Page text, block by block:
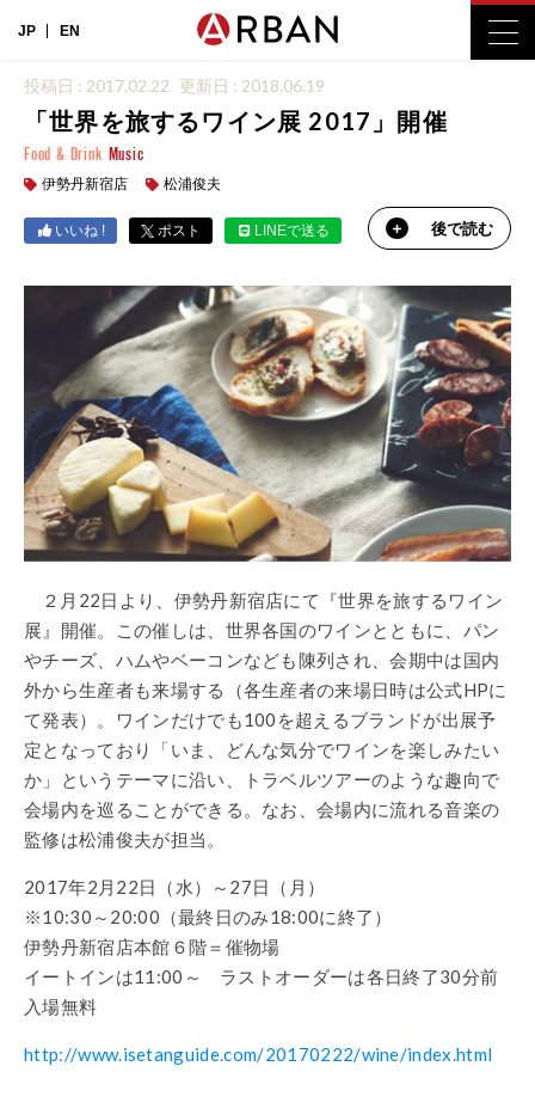
JP EN
投稿日 : 2017.02.22 更新日 : 2018.06.19
「世界を旅するワイン展 2017」開催
Food & Drink Music
伊勢丹新宿店 松浦俊夫
いいね ! ポスト LINEで送る 後で読む
２月22日より、伊勢丹新宿店にて『世界を旅するワイン
展』開催。この催しは、世界各国のワインとともに、パン
やチーズ、ハムやベーコンなども陳列され、会期中は国内
外から生産者も来場する（各生産者の来場日時は公式HPに
て発表）。ワインだけでも100を超えるブランドが出展予
定となっており「いま、どんな気分でワインを楽しみたい
か」というテーマに沿い、トラベルツアーのような趣向で
会場内を巡ることができる。なお、会場内に流れる音楽の
監修は松浦俊夫が担当。
2017年2月22日（水）～27日（月）
※10:30～20:00（最終日のみ18:00に終了）
伊勢丹新宿店本館６階＝催物場
イートインは11:00～ ラストオーダーは各日終了30分前
入場無料
http://www.isetanguide.com/20170222/wine/index.html